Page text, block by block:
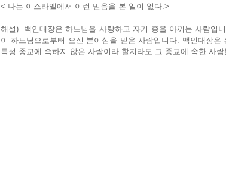
< 나는 이스라엘에서 이런 믿음을 본 일이 없다.>
해설)  백인대장은 하느님을 사랑하고 자기 종을 아끼는 사람입
이 하느님으로부터 오신 분이심을 믿은 사람입니다. 백인대장은
특정 종교에 속하지 않은 사람이라 할지라도 그 종교에 속한 사